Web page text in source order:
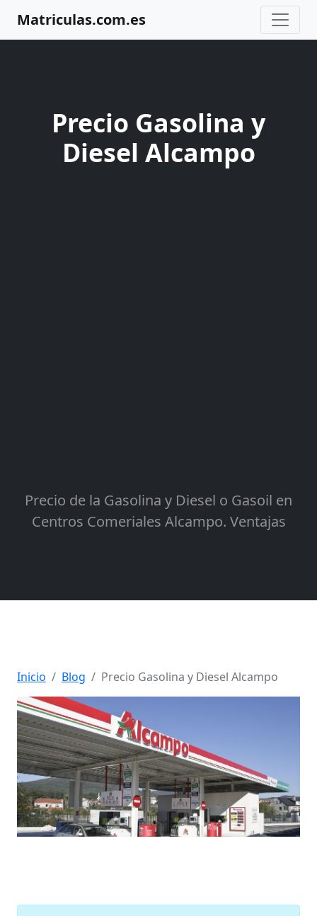
Matriculas.com.es
Precio Gasolina y
Diesel Alcampo
Precio de la Gasolina y Diesel o Gasoil en
Centros Comeriales Alcampo. Ventajas
Inicio Blog Precio Gasolina y Diesel Alcampo